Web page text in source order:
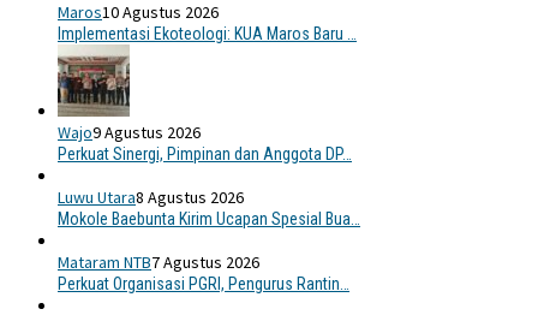
Maros10 Agustus 2026
Implementasi Ekoteologi: KUA Maros Baru …
Wajo9 Agustus 2026
Perkuat Sinergi, Pimpinan dan Anggota DP…
Luwu Utara8 Agustus 2026
Mokole Baebunta Kirim Ucapan Spesial Bua…
Mataram NTB7 Agustus 2026
Perkuat Organisasi PGRI, Pengurus Rantin…